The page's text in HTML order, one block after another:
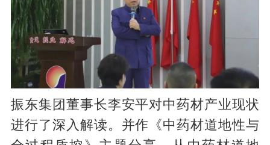
振东集团董事长李安平对中药材产业现状
进行了深入解读。并作《中药材道地性与